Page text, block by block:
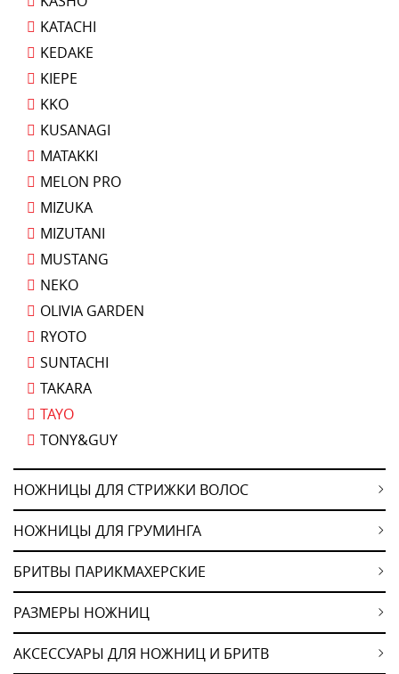
KATACHI
KEDAKE
KIEPE
KKO
KUSANAGI
MATAKKI
MELON PRO
MIZUKA
MIZUTANI
MUSTANG
NEKO
OLIVIA GARDEN
RYOTO
SUNTACHI
TAKARA
TAYO
TONY&GUY
НОЖНИЦЫ ДЛЯ СТРИЖКИ ВОЛОС
НОЖНИЦЫ ДЛЯ ГРУМИНГА
БРИТВЫ ПАРИКМАХЕРСКИЕ
РАЗМЕРЫ НОЖНИЦ
АКСЕССУАРЫ ДЛЯ НОЖНИЦ И БРИТВ